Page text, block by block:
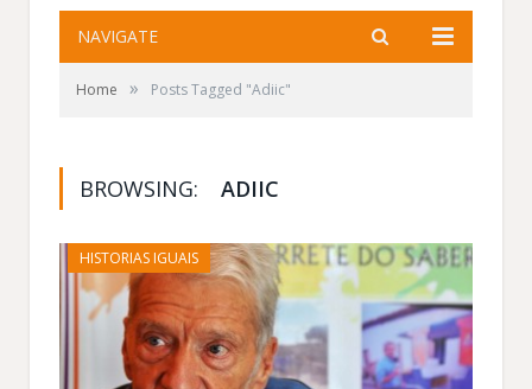
NAVIGATE
Home » Posts Tagged "Adiic"
BROWSING: ADIIC
HISTORIAS IGUAIS